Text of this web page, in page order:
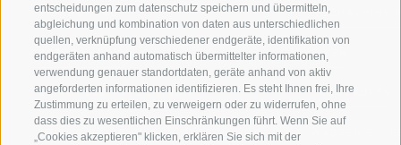
entscheidungen zum datenschutz speichern und übermitteln,
abgleichung und kombination von daten aus unterschiedlichen
quellen, verknüpfung verschiedener endgeräte, identifikation von
endgeräten anhand automatisch übermittelter informationen,
verwendung genauer standortdaten, geräte anhand von aktiv
angeforderten informationen identifizieren. Es steht Ihnen frei, Ihre
Zustimmung zu erteilen, zu verweigern oder zu widerrufen, ohne
dass dies zu wesentlichen Einschränkungen führt. Wenn Sie auf
„Cookies akzeptieren" klicken, erklären Sie sich mit der
RIDNAUNTAL
BERGBAHNEN
SKISCHULE RATSCHINGS
LUISL'S SKISCHULE IN RATSCHINGS
HOCHALPINE
BIKEN
LANGLAUFEN